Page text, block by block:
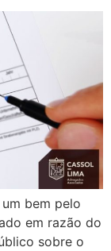
bem pelo
em razão do
sobre o